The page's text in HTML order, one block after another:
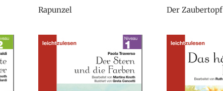
Rapunzel Der Zaubertopf